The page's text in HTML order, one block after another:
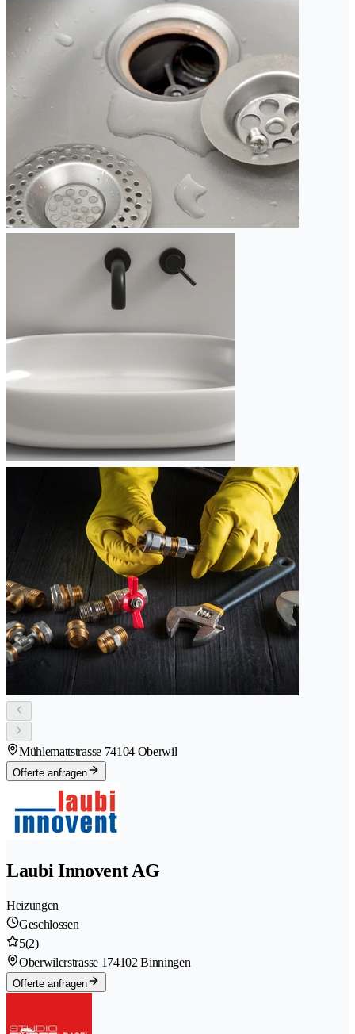
Mühlemattstrasse 74104 Oberwil
Offerte anfragen
Laubi Innovent AG
Heizungen
Geschlossen
5(2)
Oberwilerstrasse 174102 Binningen
Offerte anfragen